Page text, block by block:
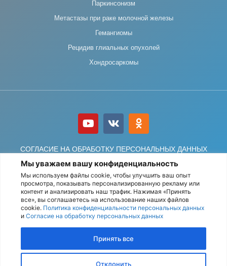
Мы уважаем вашу конфиденциальность
Мы используем файлы cookie, чтобы улучшить ваш опыт
просмотра, показывать персонализированную рекламу или
контент и анализировать наш трафик. Нажимая «Принять
все», вы соглашаетесь на использование наших файлов
cookie. Политика конфиденциальности персональных данных
и Согласие на обработку персональных данных
Отклонить
Принять все
Паркинсонизм
Метастазы при раке молочной железы
Гемангиомы
Рецидив глиальных опухолей
Хондросаркомы
СОГЛАСИЕ НА ОБРАБОТКУ ПЕРСОНАЛЬНЫХ ДАННЫХ
ПОЛИТИКА ОБРАБОТКИ ПЕРСОНАЛЬНЫХ ДАННЫХ
© АО «Деловой центр нейрохирургии» Все права защищены.
Карта сайта